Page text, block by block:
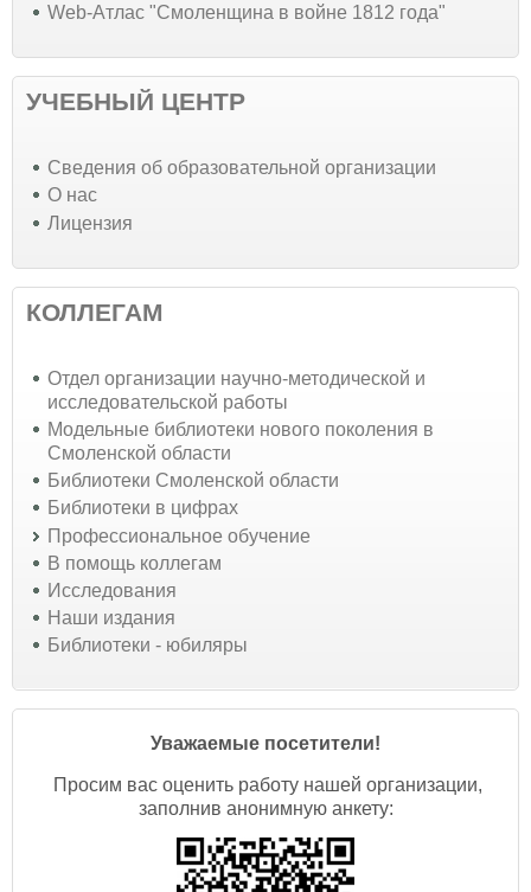
Web-Атлас "Смоленщина в войне 1812 года"
УЧЕБНЫЙ ЦЕНТР
Cведения об образовательной организации
О нас
Лицензия
КОЛЛЕГАМ
Отдел организации научно-методической и
исследовательской работы
Модельные библиотеки нового поколения в
Смоленской области
Библиотеки Смоленской области
Библиотеки в цифрах
Профессиональное обучение
В помощь коллегам
Исследования
Наши издания
Библиотеки - юбиляры
Уважаемые посетители!
Просим вас оценить работу нашей организации,
заполнив анонимную анкету: